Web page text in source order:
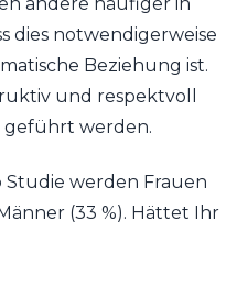
dies notwendigerweise
Beziehung ist.
und respektvoll
geführt werden.
Studie werden Frauen
(33 %). Hättet Ihr